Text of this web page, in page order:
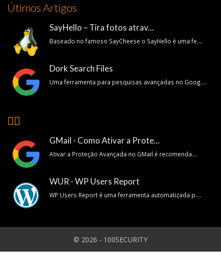
Útimos Artigos
SayHello – Tira fotos atrav...
Baseado no famoso SayCheese o SayHello é uma fe....
Dork Search Files
Uma ferramenta para pesquisas avançadas no Goog....
👍🏽
GMail - Como Ativar a Prote...
Ativar a Proteção Avançada no GMail é recomenda....
WUR - WP Users Report
WP Users Report é uma ferramenta automatizada p....
© 2026 - 100SECURITY